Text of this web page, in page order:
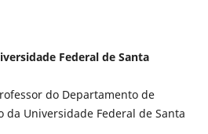
Federal de Santa
do Departamento de
Universidade Federal de Santa